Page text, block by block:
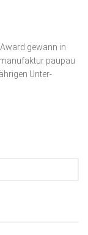
ge­wann in
paupau
Unter­